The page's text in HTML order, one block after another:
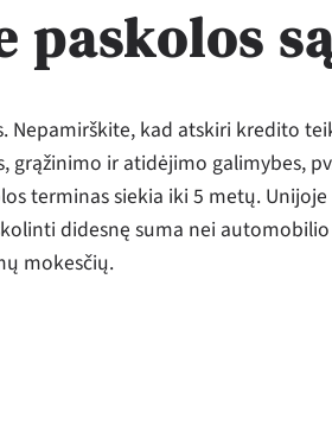
Nepamirškite, kad atskiri kredito
grąžinimo ir atidėjimo galimybes,
terminas siekia iki 5 metų.
didesnę suma nei
mokesčių.